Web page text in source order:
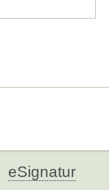
eSignatur